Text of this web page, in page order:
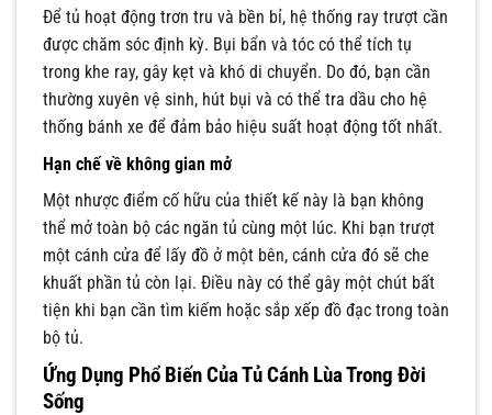
Để tủ hoạt động trơn tru và bền bỉ, hệ thống ray trượt cần
được chăm sóc định kỳ. Bụi bẩn và tóc có thể tích tụ
trong khe ray, gây kẹt và khó di chuyển. Do đó, bạn cần
thường xuyên vệ sinh, hút bụi và có thể tra dầu cho hệ
thống bánh xe để đảm bảo hiệu suất hoạt động tốt nhất.
Hạn chế về không gian mở
Một nhược điểm cố hữu của thiết kế này là bạn không
thể mở toàn bộ các ngăn tủ cùng một lúc. Khi bạn trượt
một cánh cửa để lấy đồ ở một bên, cánh cửa đó sẽ che
khuất phần tủ còn lại. Điều này có thể gây một chút bất
tiện khi bạn cần tìm kiếm hoặc sắp xếp đồ đạc trong toàn
bộ tủ.
Ứng Dụng Phổ Biến Của Tủ Cánh Lùa Trong Đời
Sống